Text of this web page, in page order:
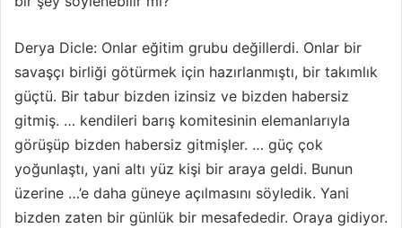
Derya Dicle: Onlar eğitim grubu değillerdi. Onlar bir
savaşçı birliği götürmek için hazırlanmıştı, bir takımlık
güçtü. Bir tabur bizden izinsiz ve bizden habersiz
gitmiş. … kendileri barış komitesinin elemanlarıyla
görüşüp bizden habersiz gitmişler. … güç çok
yoğunlaştı, yani altı yüz kişi bir araya geldi. Bunun
üzerine …’e daha güneye açılmasını söyledik. Yani
bizden zaten bir günlük bir mesafededir. Oraya gidiyor.